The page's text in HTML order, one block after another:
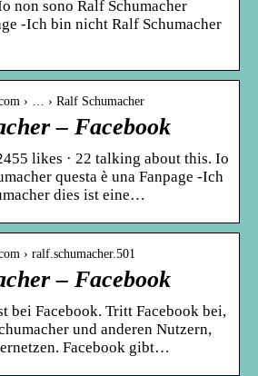
non sono Ralf Schumacher
-Ich bin nicht Ralf Schumacher
› … › Ralf Schumacher
– Facebook
likes · 22 talking about this. Io
questa è una Fanpage -Ich
dies ist eine…
› ralf.schumacher.501
– Facebook
bei Facebook. Tritt Facebook bei,
und anderen Nutzern,
Facebook gibt…